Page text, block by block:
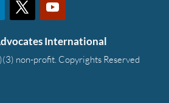
International
non-profit. Copyrights Reserved